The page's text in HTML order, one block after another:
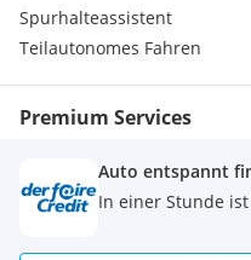
Spurhalteassistent
Teilautonomes Fahren
Premium Services
Auto entspannt
In einer Stunde